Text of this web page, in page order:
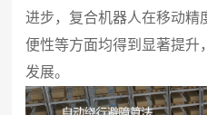
进步，复合机器人在移动精
便性等方面均得到显著提升
发展。